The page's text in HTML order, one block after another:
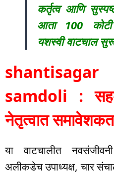
कर्तृत्व आणि
आता 100 कोटी
यशस्वी वाटचाल
samdoli :
नेतृत्वात
या वाटचालीत
अलीकडेच उपाध्यक्ष, चार